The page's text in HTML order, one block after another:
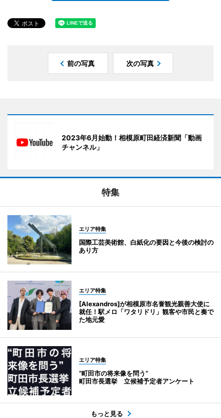
前の写真 次の写真
2023年6月始動！相模原町田経済新聞「動画
チャンネル」
特集
エリア特集
国際工芸美術館、白紙化の要因と今後の検討の
あり方
エリア特集
[Alexandros]が相模原市名誉観光親善大使に
就任！駅メロ「ワタリドリ」観客や市民と奏で
た地元愛
エリア特集
“町田市の将来像を問う”
町田市長選挙 立候補予定者アンケート
もっと見る